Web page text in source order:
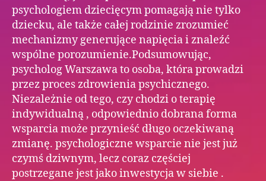
psychologiem dziecięcym pomagają nie tylko
dziecku, ale także całej rodzinie zrozumieć
mechanizmy generujące napięcia i znaleźć
wspólne porozumienie.Podsumowując,
psycholog Warszawa to osoba, która prowadzi
przez proces zdrowienia psychicznego.
Niezależnie od tego, czy chodzi o terapię
indywidualną , odpowiednio dobrana forma
wsparcia może przynieść długo oczekiwaną
zmianę. psychologiczne wsparcie nie jest już
czymś dziwnym, lecz coraz częściej
postrzegane jest jako inwestycja w siebie .